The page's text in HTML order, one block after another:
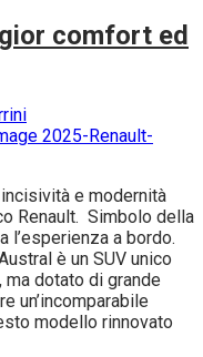
comfort ed
e modernità
Renault. Simbolo della
l’esperienza a bordo.
è un SUV unico
ma dotato di grande
un’incomparabile
modello rinnovato